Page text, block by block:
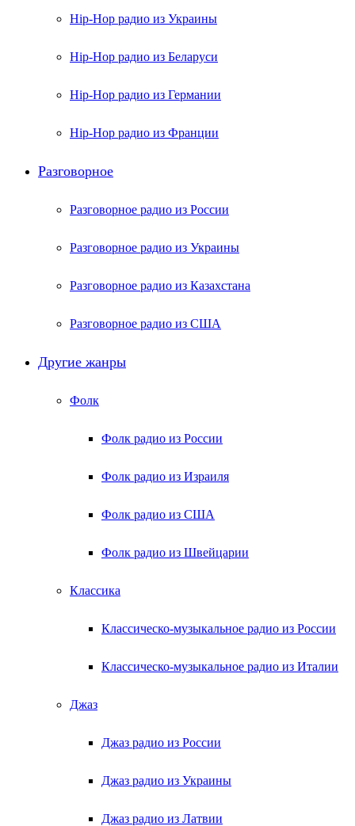
Hip-Hop радио из Украины
Hip-Hop радио из Беларуси
Hip-Hop радио из Германии
Hip-Hop радио из Франции
Разговорное
Разговорное радио из России
Разговорное радио из Украины
Разговорное радио из Казахстана
Разговорное радио из США
Другие жанры
Фолк
Фолк радио из России
Фолк радио из Израиля
Фолк радио из США
Фолк радио из Швейцарии
Классика
Классическо-музыкальное радио из России
Классическо-музыкальное радио из Италии
Джаз
Джаз радио из России
Джаз радио из Украины
Джаз радио из Латвии